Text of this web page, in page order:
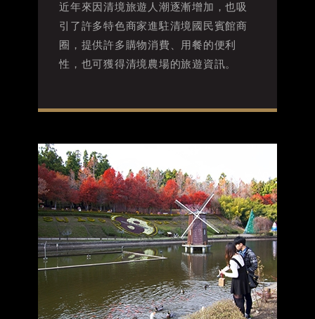
近年來因清境旅遊人潮逐漸增加，也吸
引了許多特色商家進駐清境國民賓館商
圈，提供許多購物消費、用餐的便利
性，也可獲得清境農場的旅遊資訊。